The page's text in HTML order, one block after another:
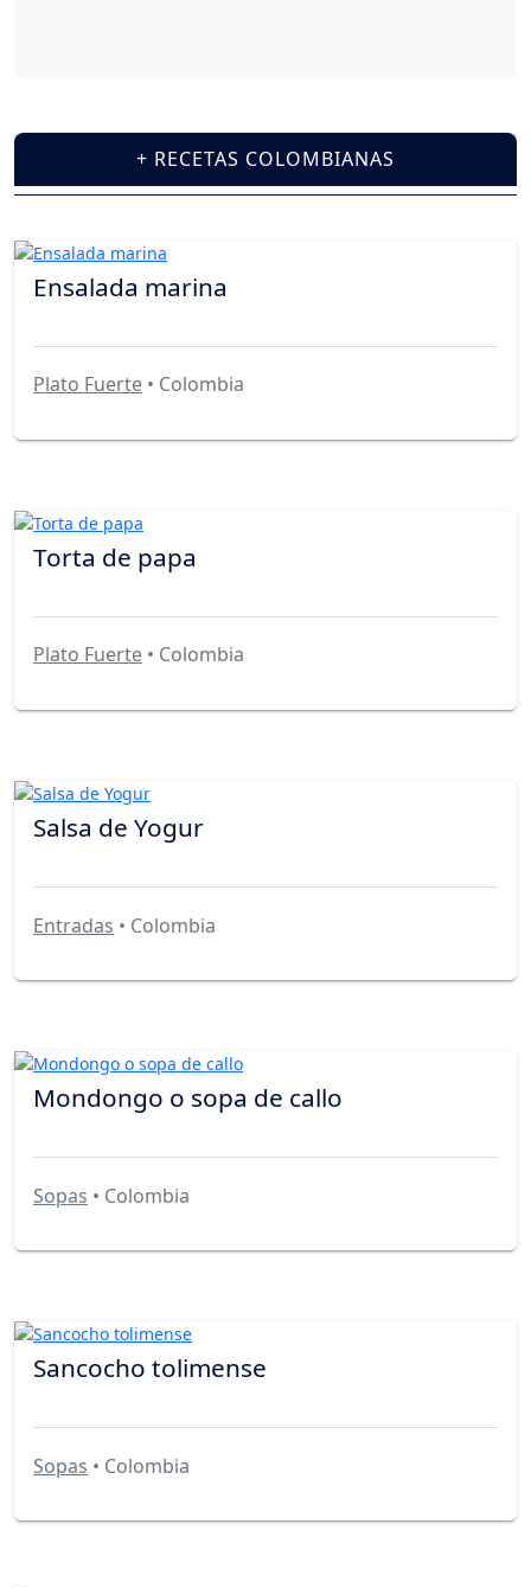
+ RECETAS COLOMBIANAS
Ensalada marina
Plato Fuerte • Colombia
Torta de papa
Plato Fuerte • Colombia
Salsa de Yogur
Entradas • Colombia
Mondongo o sopa de callo
Sopas • Colombia
Sancocho tolimense
Sopas • Colombia